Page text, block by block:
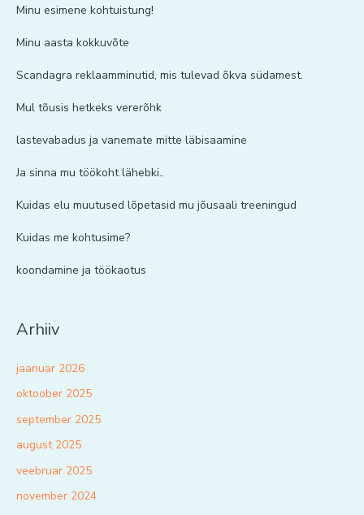
Minu esimene kohtuistung!
Minu aasta kokkuvõte
Scandagra reklaamminutid, mis tulevad õkva südamest.
Mul tõusis hetkeks vererõhk
lastevabadus ja vanemate mitte läbisaamine
Ja sinna mu töökoht lähebki..
Kuidas elu muutused lõpetasid mu jõusaali treeningud
Kuidas me kohtusime?
koondamine ja töökaotus
Arhiiv
jaanuar 2026
oktoober 2025
september 2025
august 2025
veebruar 2025
november 2024